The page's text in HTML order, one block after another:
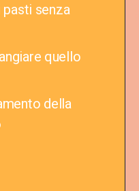
senza
quello
della